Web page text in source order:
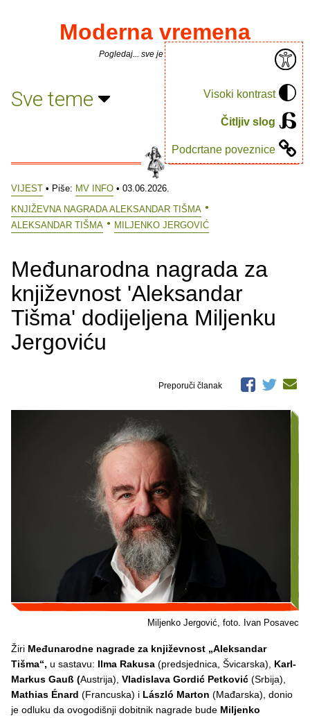
Visoki kontrast
Čitljiv slog
Podcrtane poveznice
Moderna vremena
Pogledaj... sve je puno knjiga.
Sve teme
VIJEST • Piše: MV INFO • 03.06.2026.
KNJIŽEVNA NAGRADA ALEKSANDAR TIŠMA
ALEKSANDAR TIŠMA
MILJENKO JERGOVIĆ
Međunarodna nagrada za
književnost 'Aleksandar
Tišma' dodijeljena Miljenku
Jergoviću
Preporuči članak
Miljenko Jergović, foto. Ivan Posavec
Žiri Međunarodne nagrade za književnost „Aleksandar
Tišma“, u sastavu: Ilma Rakusa (predsjednica, Švicarska), Karl-
Markus Gauß (Austrija), Vladislava Gordić Petković (Srbija),
Mathias Énard (Francuska) i László Marton (Mađarska), donio
je odluku da ovogodišnji dobitnik nagrade bude Miljenko